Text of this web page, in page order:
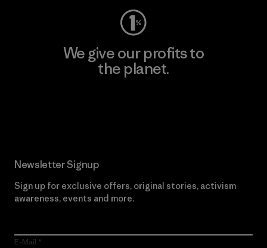
We give our profits to
the planet.
Newsletter Signup
Sign up for exclusive offers, original stories, activism
awareness, events and more.
E-Mail